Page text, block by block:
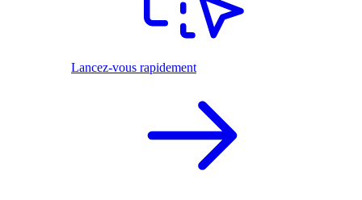
Lancez-vous rapidement